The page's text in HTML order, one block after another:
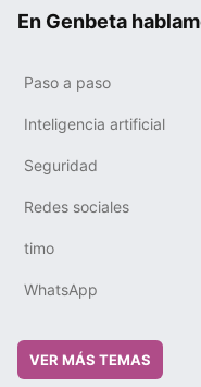
En Genbeta
Paso a paso
Inteligencia artificial
Seguridad
Redes sociales
timo
WhatsApp
VER MÁS TEMAS